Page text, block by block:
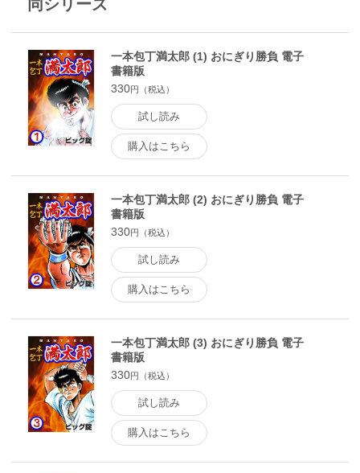
同シリーズ
一本包丁満太郎 (1) おにぎり勝負 電子
書籍版
330円（税込）
試し読み
購入はこちら
一本包丁満太郎 (2) おにぎり勝負 電子
書籍版
330円（税込）
試し読み
購入はこちら
一本包丁満太郎 (3) おにぎり勝負 電子
書籍版
330円（税込）
試し読み
購入はこちら